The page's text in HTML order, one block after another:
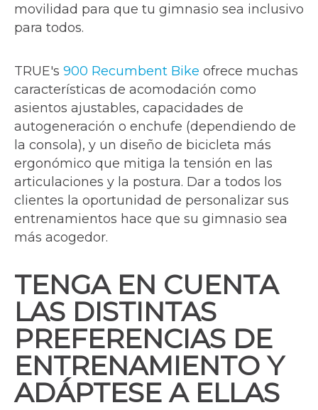
movilidad para que tu gimnasio sea inclusivo
para todos.
TRUE's 900 Recumbent Bike ofrece muchas
características de acomodación como
asientos ajustables, capacidades de
autogeneración o enchufe (dependiendo de
la consola), y un diseño de bicicleta más
ergonómico que mitiga la tensión en las
articulaciones y la postura. Dar a todos los
clientes la oportunidad de personalizar sus
entrenamientos hace que su gimnasio sea
más acogedor.
TENGA EN CUENTA
LAS DISTINTAS
PREFERENCIAS DE
ENTRENAMIENTO Y
ADÁPTESE A ELLAS